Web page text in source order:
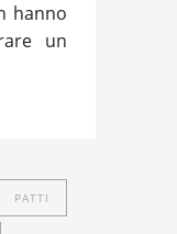
hanno
un
PATTI